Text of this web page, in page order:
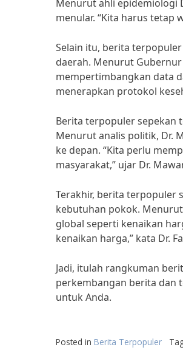
Menurut ahli epidemiologi
menular. “Kita harus tetap
Selain itu, berita
daerah. Menurut
mempertimbangkan data
menerapkan protokol
Berita terpopuler sepekan
Menurut analis politik, Dr.
ke depan. “Kita perlu
masyarakat,” ujar Dr.
Terakhir, berita terpopuler
kebutuhan pokok.
global seperti kenaikan
kenaikan harga,” kata Dr.
Jadi, itulah rangkuman
perkembangan berita dan
untuk Anda.
Posted in Berita Terpopuler